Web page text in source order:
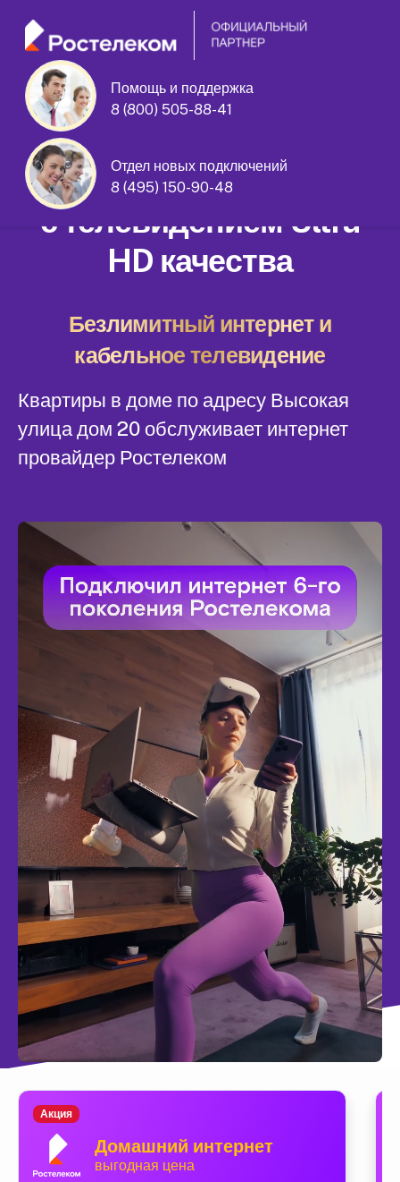
Помощь и поддержка
8 (800) 505-88-41
Отдел новых подключений
8 (495) 150-90-48
Высокая улица дом 20
Домашний интернет
с телевидением Ultra
HD качества
Безлимитный интернет и
кабельное телевидение
Квартиры в доме по адресу Высокая
улица дом 20 обслуживает интернет
провайдер Ростелеком
Домашний интернет
выгодная цена
Акция